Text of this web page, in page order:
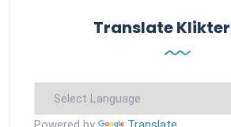
Translate